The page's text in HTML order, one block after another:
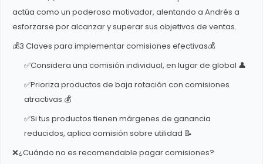
actúa como un poderoso motivador, alentando a Andrés a
esforzarse por alcanzar y superar sus objetivos de ventas.
💰3 Claves para implementar comisiones efectivas💰
✅Considera una comisión individual, en lugar de global 👤
✅Prioriza productos de baja rotación con comisiones
atractivas 💰
✅Si tus productos tienen márgenes de ganancia
reducidos, aplica comisión sobre utilidad 📝
❌¿Cuándo no es recomendable pagar comisiones?